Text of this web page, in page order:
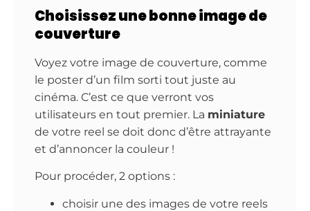
Choisissez une bonne image de
couverture
Voyez votre image de couverture, comme
le poster d’un film sorti tout juste au
cinéma. C’est ce que verront vos
utilisateurs en tout premier. La miniature
de votre reel se doit donc d’être attrayante
et d’annoncer la couleur !
Pour procéder, 2 options :
choisir une des images de votre reels